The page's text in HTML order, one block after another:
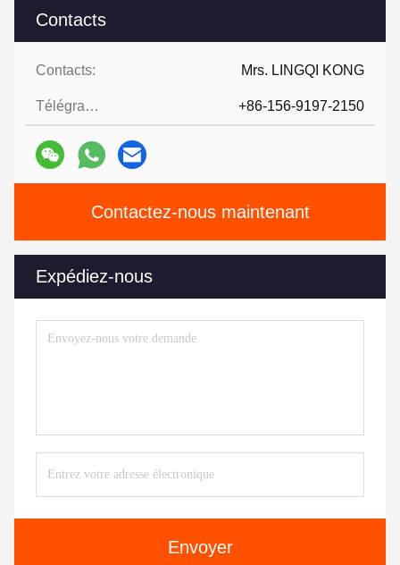
Contacts
Contacts: Mrs. LINGQI KONG
Télégramme: +86-156-9197-2150
Contactez-nous maintenant
Expédiez-nous
Envoyer